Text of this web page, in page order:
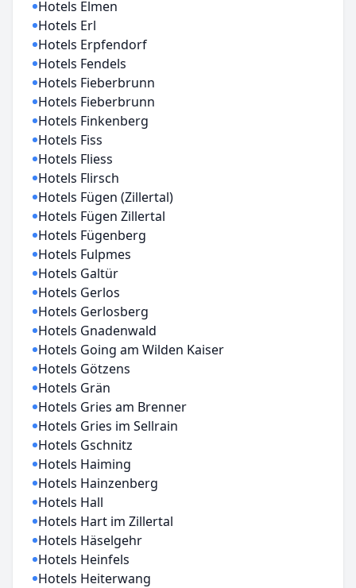
Hotels Elmen
Hotels Erl
Hotels Erpfendorf
Hotels Fendels
Hotels Fieberbrunn
Hotels Fieberbrunn
Hotels Finkenberg
Hotels Fiss
Hotels Fliess
Hotels Flirsch
Hotels Fügen (Zillertal)
Hotels Fügen Zillertal
Hotels Fügenberg
Hotels Fulpmes
Hotels Galtür
Hotels Gerlos
Hotels Gerlosberg
Hotels Gnadenwald
Hotels Going am Wilden Kaiser
Hotels Götzens
Hotels Grän
Hotels Gries am Brenner
Hotels Gries im Sellrain
Hotels Gschnitz
Hotels Haiming
Hotels Hainzenberg
Hotels Hall
Hotels Hart im Zillertal
Hotels Häselgehr
Hotels Heinfels
Hotels Heiterwang